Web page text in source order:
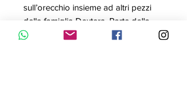
sull’orecchio insieme ad altri pezzi
della famiglia Dextera. Parte della
famiglia Dextera, questi orecchini